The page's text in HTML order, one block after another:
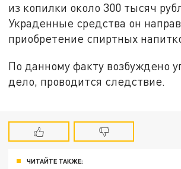
из копилки около 300 тысяч
Украденные средства он
приобретение спиртных
По данному факту возбуждено
дело, проводится следствие.
ЧИТАЙТЕ ТАКЖЕ: